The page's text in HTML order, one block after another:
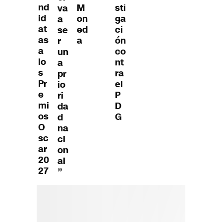
nd
id
at
as
a
lo
s
Pr
e
mi
os
O
sc
ar
20
27
va
a
se
r
un
a
pr
io
ri
da
d
na
ci
on
al
”
M
on
ed
a
sti
ga
ci
ón
co
nt
ra
el
P
D
G